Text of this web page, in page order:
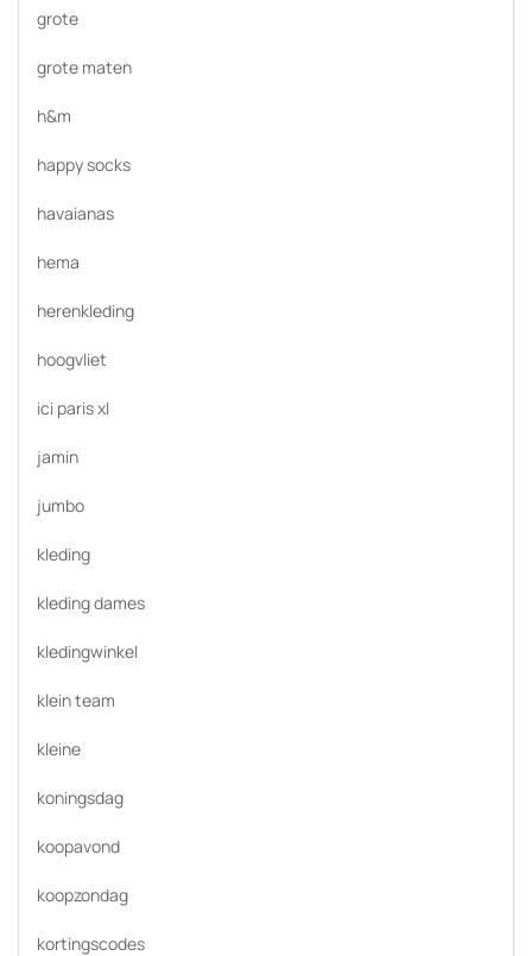
grote
grote maten
h&m
happy socks
havaianas
hema
herenkleding
hoogvliet
ici paris xl
jamin
jumbo
kleding
kleding dames
kledingwinkel
klein team
kleine
koningsdag
koopavond
koopzondag
kortingscodes